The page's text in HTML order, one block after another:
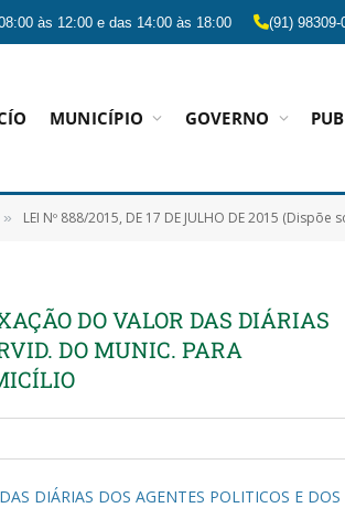
às 12:00 e das 14:00 às 18:00 (91) 98309-
MUNICÍPIO GOVERNO
» LEI Nº 888/2015, DE 17 DE JULHO DE 2015 (Dispõe sobre fixação do valor das diárias
DO VALOR DAS DIÁRIAS
DO MUNIC. PARA
DIÁRIAS DOS AGENTES POLITICOS E DOS